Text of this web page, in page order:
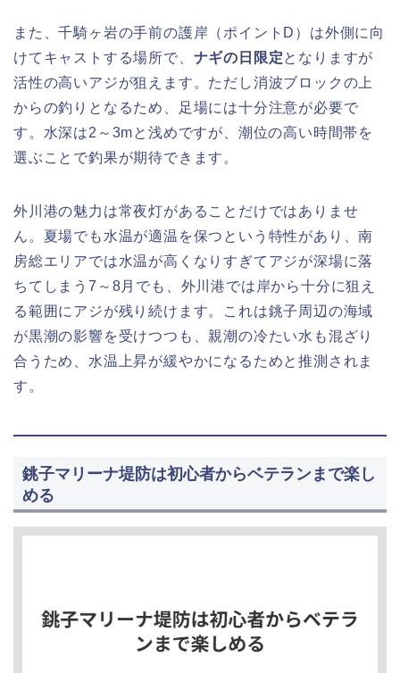
また、千騎ヶ岩の手前の護岸（ポイントD）は外側に向
けてキャストする場所で、 ナギの日限定となりますが
活性の高いアジが狙えます。ただし消波ブロックの上
からの釣りとなるため、足場には十分注意が必要で
す。水深は2～3mと浅めですが、潮位の高い時間帯を
選ぶことで釣果が期待できます。
外川港の魅力は常夜灯があることだけではありませ
ん。夏場でも水温が適温を保つという特性があり、南
房総エリアでは水温が高くなりすぎてアジが深場に落
ちてしまう7～8月でも、外川港では岸から十分に狙え
る範囲にアジが残り続けます。これは銚子周辺の海域
が黒潮の影響を受けつつも、親潮の冷たい水も混ざり
合うため、水温上昇が緩やかになるためと推測されま
す。
銚子マリーナ堤防は初心者からベテランまで楽し
める